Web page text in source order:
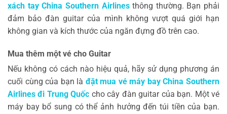
xách tay China Southern Airlinesthông thường. Bạn phải
đảm bảo đàn guitar của mình không vượt quá giới hạn
không gian và kích thước của ngăn đựng đồ trên cao.
Mua thêm một vé cho Guitar
Nếu không có cách nào hiệu quả, hãy sử dụng phương án
cuối cùng của bạn là đặt mua vé máy bay China Southern
Airlines đi Trung Quốc cho cây đàn guitar của bạn. Một vé
máy bay bổ sung có thể ảnh hưởng đến túi tiền của bạn.